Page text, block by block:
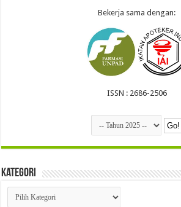
Bekerja sama dengan:
ISSN : 2686-2506
Kategori
Kategori